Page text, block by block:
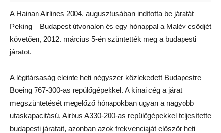
A Hainan Airlines 2004. augusztusában indította be járatát
Peking – Budapest útvonalon és egy hónappal a Malév csődjét
követően, 2012. március 5-én szüntették meg a budapesti
járatot.
A légitársaság eleinte heti négyszer közlekedett Budapestre
Boeing 767-300-as repülőgépekkel. A kínai cég a járat
megszüntetését megelőző hónapokban ugyan a nagyobb
utaskapacitású, Airbus A330-200-as repülőgépekkel teljesítette
budapesti járatait, azonban azok frekvenciáját először heti